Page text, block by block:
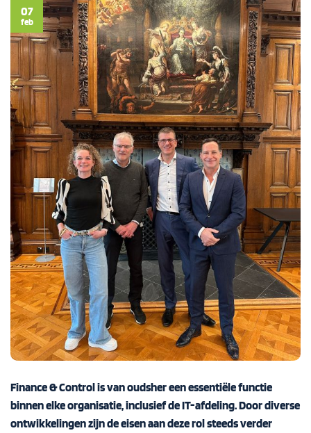
07
feb
Finance & Control is van oudsher een essentiële functie
binnen elke organisatie, inclusief de IT-afdeling. Door diverse
ontwikkelingen zijn de eisen aan deze rol steeds verder